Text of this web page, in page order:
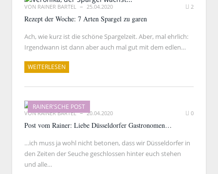
VON RAINER BARTEL 25.04.2020 2
Rezept der Woche: 7 Arten Spargel zu garen
Ach, wie kurz ist die schöne Spargelzeit. Aber, mal ehrlich:
Irgendwann ist dann aber auch mal gut mit dem edlen…
WEITERLESEN
RAINER'SCHE POST
VONRAINER BARTEL 20.04.2020 0
Post vom Rainer: Liebe Düsseldorfer Gastronomen…
…ich muss ja wohl nicht betonen, dass wir Düsseldorfer in
den Zeiten der Seuche geschlossen hinter euch stehen
und alle…